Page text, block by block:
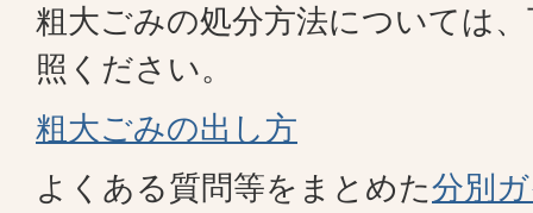
粗大ごみの処分方法については
照ください。
粗大ごみの出し方
よくある質問等をまとめた分別